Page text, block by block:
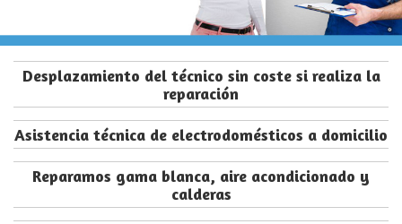
Desplazamiento del técnico sin coste si realiza la
reparación
Asistencia técnica de electrodomésticos a domicilio
Reparamos gama blanca, aire acondicionado y
calderas